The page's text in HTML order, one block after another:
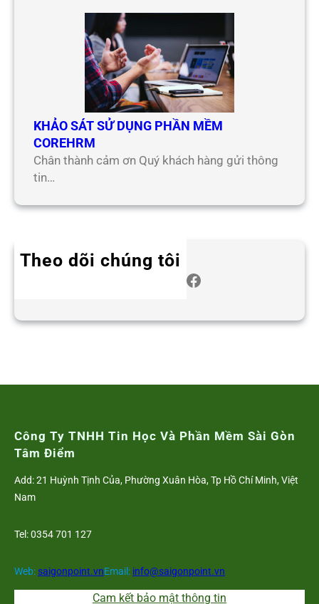
KHẢO SÁT SỬ DỤNG PHẦN MỀM
COREHRM
Chân thành cảm ơn Quý khách hàng gửi thông
tin…
Theo dõi chúng tôi
Facebook
Công Ty TNHH Tin Học Và Phần Mềm Sài Gòn
Tâm Điểm
Add: 21 Huỳnh Tịnh Của, Phường Xuân Hòa, Tp Hồ Chí Minh, Việt
Nam
Tel: 0354 701 127
Web:saigonpoint.vnEmail: info@saigonpoint.vn
Cam kết bảo mật thông tin